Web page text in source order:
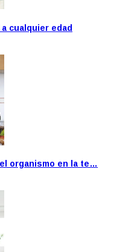
cualquier edad
organismo en la te…